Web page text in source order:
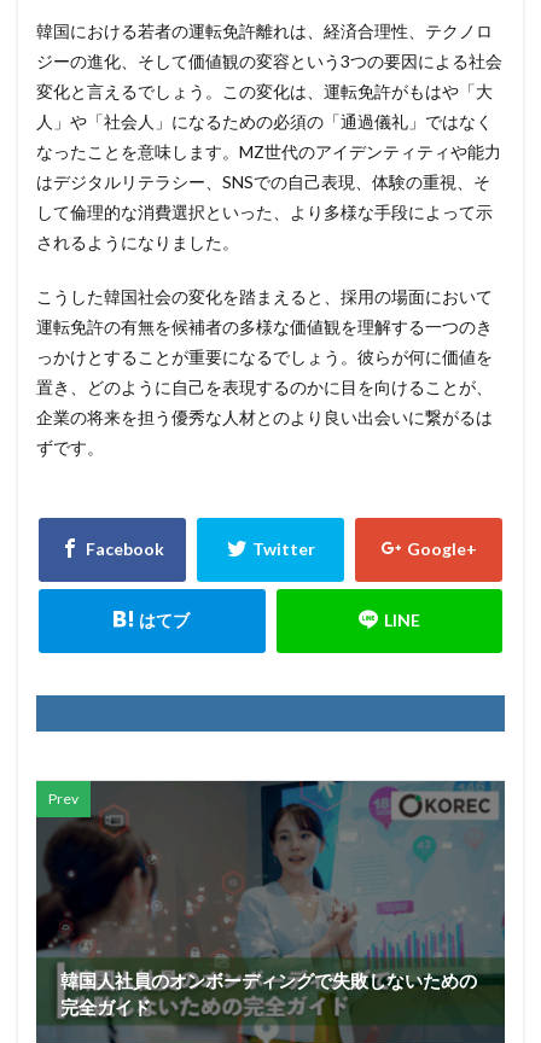
韓国における若者の運転免許離れは、経済合理性、テクノロ
ジーの進化、そして価値観の変容という3つの要因による社会
変化と言えるでしょう。この変化は、運転免許がもはや「大
人」や「社会人」になるための必須の「通過儀礼」ではなく
なったことを意味します。MZ世代のアイデンティティや能力
はデジタルリテラシー、SNSでの自己表現、体験の重視、そ
して倫理的な消費選択といった、より多様な手段によって示
されるようになりました。
こうした韓国社会の変化を踏まえると、採用の場面において
運転免許の有無を候補者の多様な価値観を理解する一つのき
っかけとすることが重要になるでしょう。彼らが何に価値を
置き、どのように自己を表現するのかに目を向けることが、
企業の将来を担う優秀な人材とのより良い出会いに繋がるは
ずです。
Prev
韓国人社員のオンボーディングで失敗しないための
完全ガイド